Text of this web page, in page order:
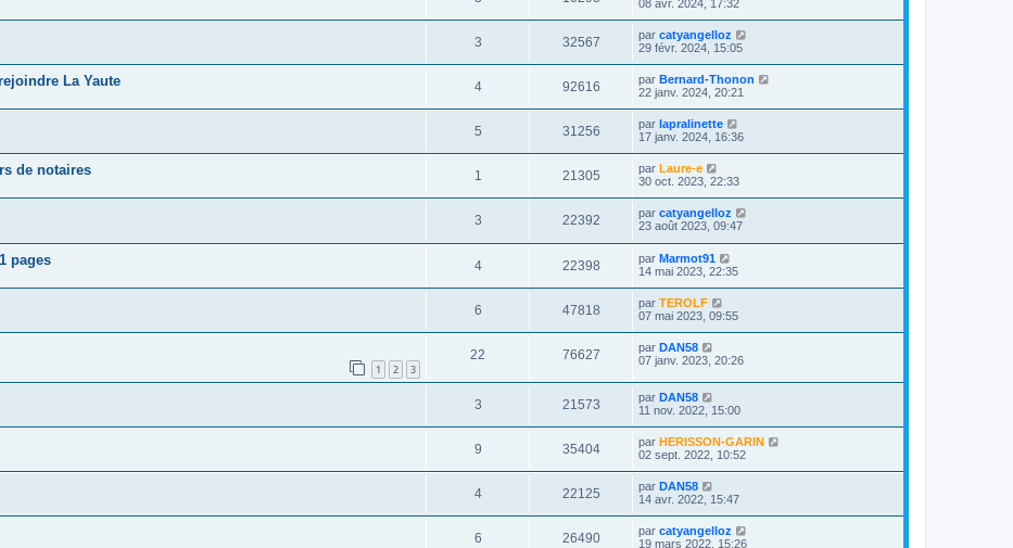
08 avr. 2024, 17:32
3 32567 par catyangelloz
29 févr. 2024, 15:05
La Yaute 4 92616 par Bernard-Thonon
22 janv. 2024, 20:21
5 31256 par lapralinette
17 janv. 2024, 16:36
de notaires 1 21305 par Laure-e
30 oct. 2023, 22:33
3 22392 par catyangelloz
23 août 2023, 09:47
pages 4 22398 par Marmot91
14 mai 2023, 22:35
6 47818 par TEROLF
07 mai 2023, 09:55
1 2 3
22 76627 par DAN58
07 janv. 2023, 20:26
3 21573 par DAN58
11 nov. 2022, 15:00
9 35404 par HERISSON-GARIN
02 sept. 2022, 10:52
4 22125 par DAN58
14 avr. 2022, 15:47
6 26490 par catyangelloz
19 mars 2022, 15:26